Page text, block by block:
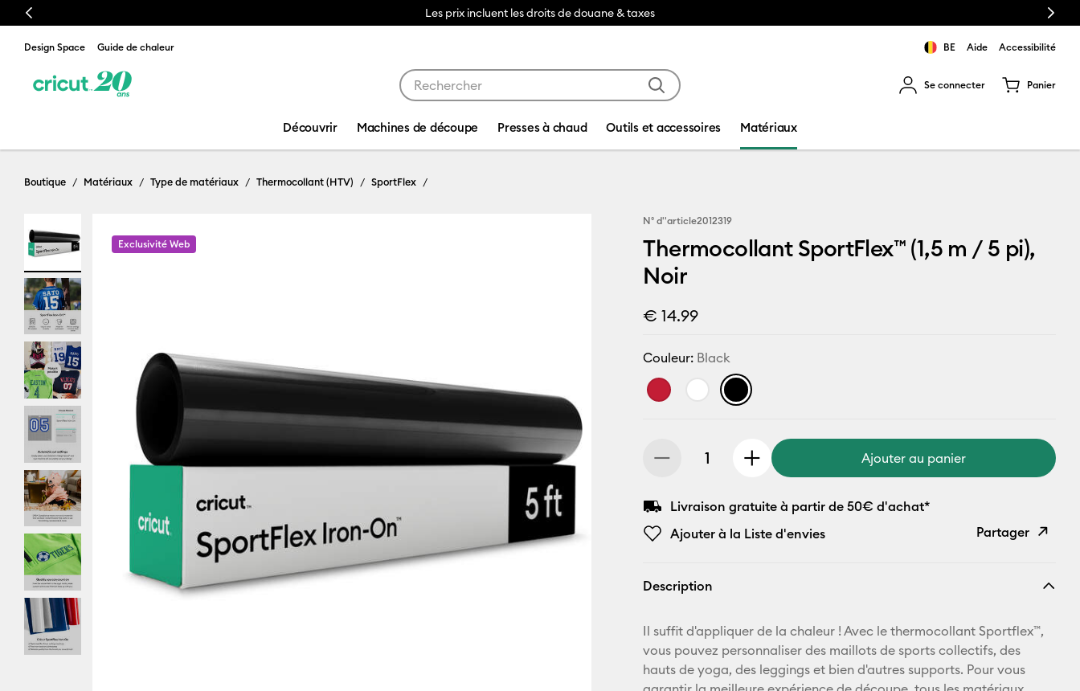
Previous Les prix incluent les droits de douane & taxes Next
Design Space Guide de chaleur BE Aide Accessibilité
Se connecter Panier
Découvrir Machines de découpe Presses à chaud Outils et accessoires Matériaux
Boutique Matériaux Type de matériaux Thermocollant (HTV) SportFlex
Exclusivité Web
N° d''article2012319
Thermocollant SportFlex™ (1,5 m / 5 pi),
Noir
€ 14.99
Couleur: Black
Ajouter au panier
Livraison gratuite à partir de 50€ d'achat*
Ajouter à la Liste d'envies
Partager
E-mail
Pinterest
Description
Il suffit d'appliquer de la chaleur ! Avec le thermocollant Sportflex™,
vous pouvez personnaliser des maillots de sports collectifs, des
hauts de yoga, des leggings et bien d'autres supports. Pour vous